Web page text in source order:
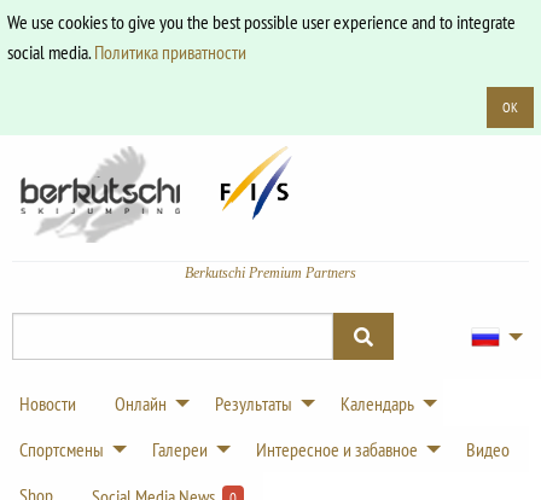
We use cookies to give you the best possible user experience and to integrate
social media.Политика приватности
OK
Berkutschi Premium Partners
Новости Онлайн Результаты
Календарь
Спортсмены
Галереи Интересное и забавное
Видео